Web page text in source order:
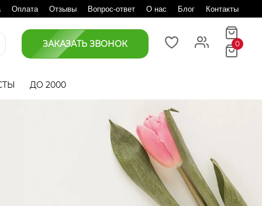
Оплата Отзывы Вопрос-ответ О нас Блог Контакты
ЗАКАЗАТЬ ЗВОНОК 0
ДО 2000